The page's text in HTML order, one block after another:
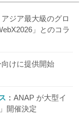
ジア最大級のグロ
」とのコラ
けに提供開始
ANAP が大型イ
開催決定